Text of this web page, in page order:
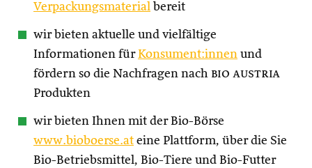
Verpackungsmaterial bereit
wir bieten aktuelle und vielfältige
Informationen fürKonsument:innen und
fördern so die Nachfragen nach bio austria
Produkten
wir bieten Ihnen mit der Bio-Börse
www.bioboerse.at eine Plattform, über die Sie
Bio-Betriebsmittel, Bio-Tiere und Bio-Futter